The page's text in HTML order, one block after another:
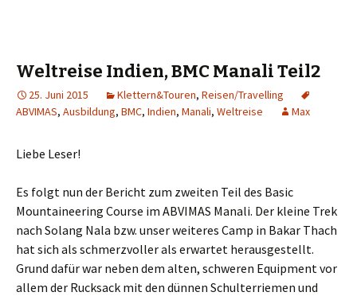
Weltreise Indien, BMC Manali Teil2
25. Juni 2015 Klettern&Touren, Reisen/Travelling
ABVIMAS, Ausbildung, BMC, Indien, Manali, Weltreise Max
Liebe Leser!
Es folgt nun der Bericht zum zweiten Teil des Basic
Mountaineering Course im ABVIMAS Manali. Der kleine Trek
nach Solang Nala bzw. unser weiteres Camp in Bakar Thach
hat sich als schmerzvoller als erwartet herausgestellt.
Grund dafür war neben dem alten, schweren Equipment vor
allem der Rucksack mit den dünnen Schulterriemen und